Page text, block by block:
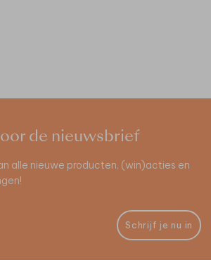
de nieuwsbrief
alle nieuwe producten, (win)acties en
Schrijf je nu in